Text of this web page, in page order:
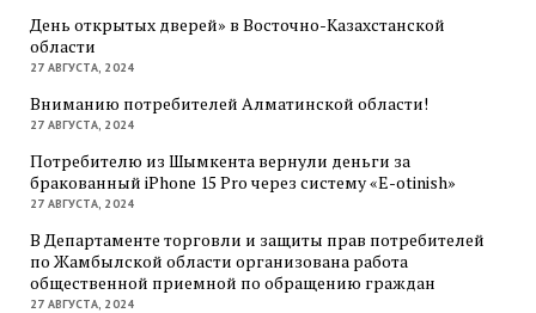
День открытых дверей» в Восточно-Казахстанской
области
27 АВГУСТА, 2024
Вниманию потребителей Алматинской области!
27 АВГУСТА, 2024
Потребителю из Шымкента вернули деньги за
бракованный iPhone 15 Pro через систему «E-otinish»
27 АВГУСТА, 2024
В Департаменте торговли и защиты прав потребителей
по Жамбылской области организована работа
общественной приемной по обращению граждан
27 АВГУСТА, 2024